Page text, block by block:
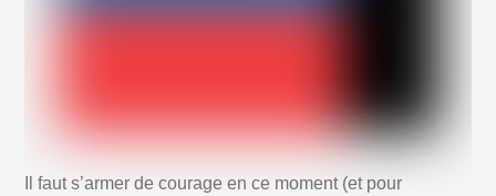
Il faut s’armer de courage en ce moment (et pour